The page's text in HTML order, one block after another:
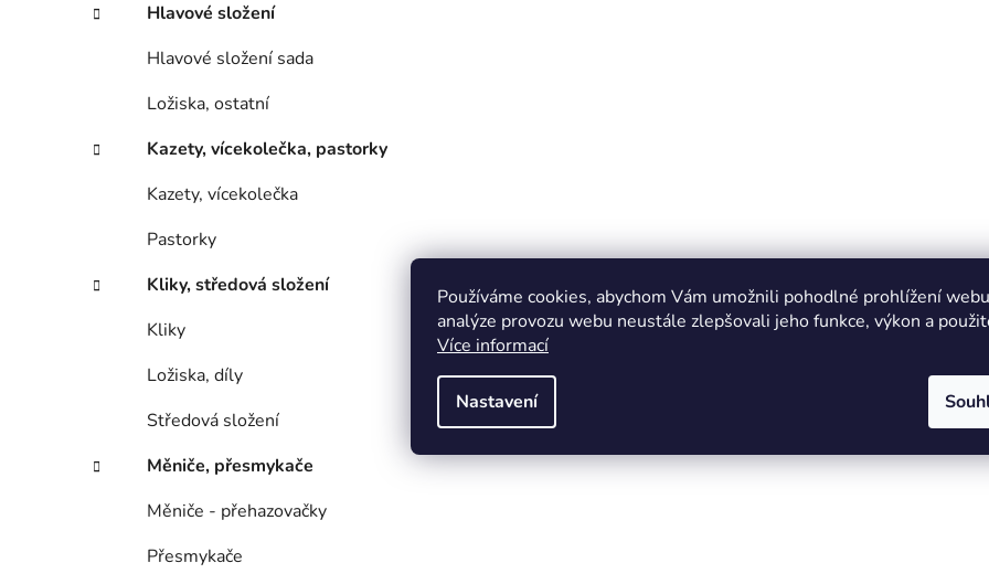
Používáme cookies, abychom Vám umožnili pohodlné prohlížení
analýze provozu webu neustále zlepšovali jeho funkce, výkon a
Více informací
Nastavení
Hlavové složení
Hlavové složení sada
Ložiska, ostatní
Kazety, vícekolečka, pastorky
Kazety, vícekolečka
Pastorky
Kliky, středová složení
Kliky
Ložiska, díly
Středová složení
Měniče, přesmykače
Měniče - přehazovačky
Přesmykače